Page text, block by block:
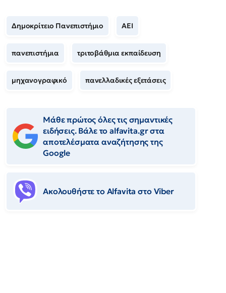
Δημοκρίτειο Πανεπιστήμιο ΑΕΙ
πανεπιστήμια τριτοβάθμια εκπαίδευση
μηχανογραφικό πανελλαδικές εξετάσεις
Μάθε πρώτος όλες τις σημαντικές
ειδήσεις. Βάλε το alfavita.gr στα
αποτελέσματα αναζήτησης της
Google
Ακολουθήστε το Αlfavita στο Viber